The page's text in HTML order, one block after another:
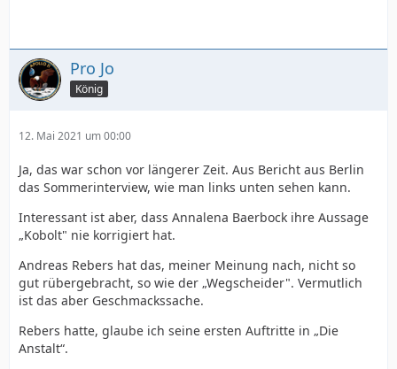
Pro Jo
König
12. Mai 2021 um 00:00
Ja, das war schon vor längerer Zeit. Aus Bericht aus Berlin
das Sommerinterview, wie man links unten sehen kann.
Interessant ist aber, dass Annalena Baerbock ihre Aussage
„Kobolt" nie korrigiert hat.
Andreas Rebers hat das, meiner Meinung nach, nicht so
gut rübergebracht, so wie der „Wegscheider". Vermutlich
ist das aber Geschmackssache.
Rebers hatte, glaube ich seine ersten Auftritte in „Die
Anstalt“.